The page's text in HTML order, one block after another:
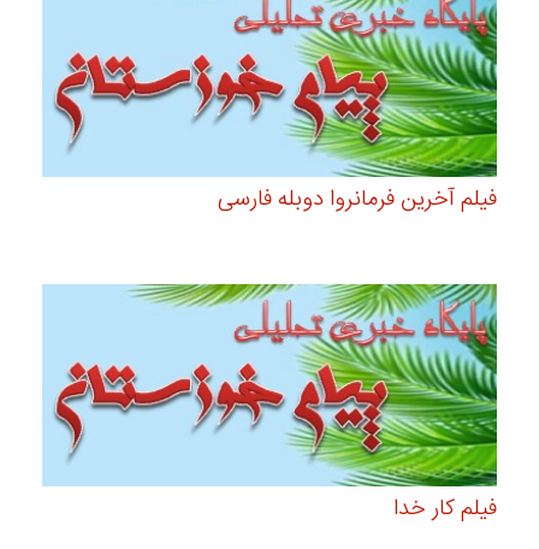
فیلم آخرین فرمانروا دوبله فارسی
فیلم کار خدا